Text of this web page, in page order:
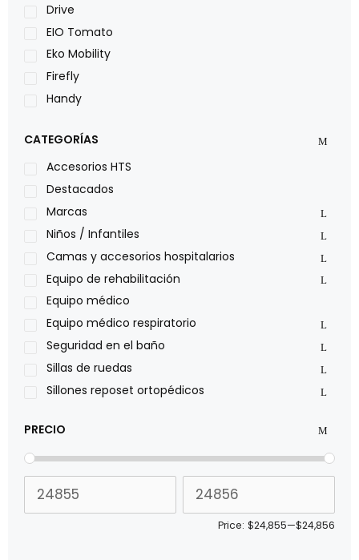
Drive
EIO Tomato
Eko Mobility
Firefly
Handy
Leggero
Lumex
Medical Store
Nidek
Oxiplus
Philips
Pride
Roho
Sillas de ruedas Everest Jennings
Stealth products
Xiehe Medical
CATEGORÍAS
Accesorios HTS
Destacados
Marcas
Niños / Infantiles
Camas y accesorios hospitalarios
Equipo de rehabilitación
Equipo médico
Equipo médico respiratorio
Seguridad en el baño
Sillas de ruedas
Sillones reposet ortopédicos
PRECIO
Price: $24,855—$24,856